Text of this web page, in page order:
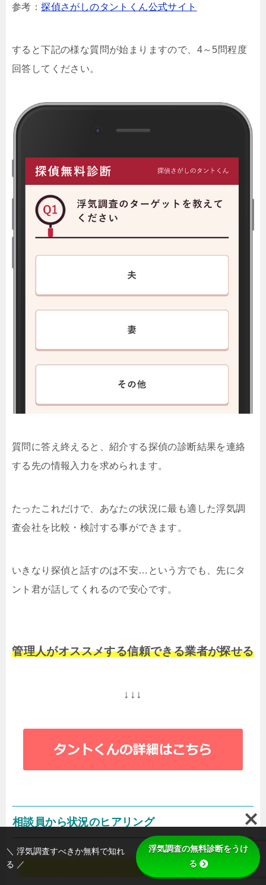
参考：探偵さがしのタントくん公式サイト
すると下記の様な質問が始まりますので、4～5問程度
回答してください。
質問に答え終えると、紹介する探偵の診断結果を連絡
する先の情報入力を求められます。
たったこれだけで、あなたの状況に最も適した浮気調
査会社を比較・検討する事ができます。
いきなり探偵と話すのは不安…という方でも、先にタ
ント君が話してくれるので安心です。
管理人がオススメする信頼できる業者が探せる
↓↓↓
相談員から状況のヒアリング
＼ 浮気調査すべきか無料で知れ
る ／
浮気調査の無料診断をうけ
る